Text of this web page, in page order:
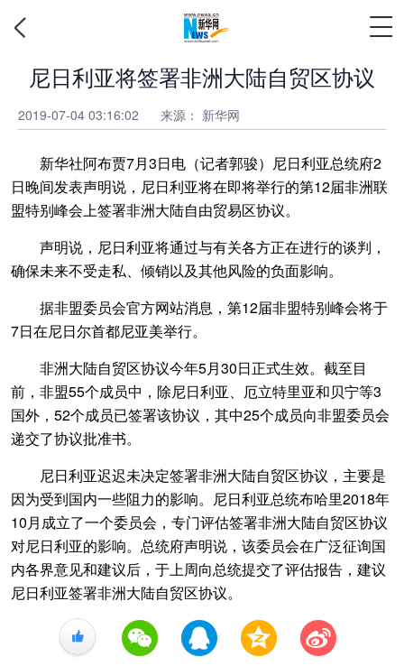
尼日利亚将签署非洲大陆自贸区协议
2019-07-04 03:16:02 来源： 新华网
新华社阿布贾7月3日电（记者郭骏）尼日利亚总统府2
日晚间发表声明说，尼日利亚将在即将举行的第12届非洲联
盟特别峰会上签署非洲大陆自由贸易区协议。
声明说，尼日利亚将通过与有关各方正在进行的谈判，
确保未来不受走私、倾销以及其他风险的负面影响。
据非盟委员会官方网站消息，第12届非盟特别峰会将于
7日在尼日尔首都尼亚美举行。
非洲大陆自贸区协议今年5月30日正式生效。截至目
前，非盟55个成员中，除尼日利亚、厄立特里亚和贝宁等3
国外，52个成员已签署该协议，其中25个成员向非盟委员会
递交了协议批准书。
尼日利亚迟迟未决定签署非洲大陆自贸区协议，主要是
因为受到国内一些阻力的影响。尼日利亚总统布哈里2018年
10月成立了一个委员会，专门评估签署非洲大陆自贸区协议
对尼日利亚的影响。总统府声明说，该委员会在广泛征询国
内各界意见和建议后，于上周向总统提交了评估报告，建议
尼日利亚签署非洲大陆自贸区协议。
+1